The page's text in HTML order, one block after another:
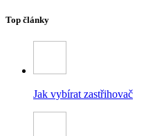
Top články
Jak vybírat zastřihovač